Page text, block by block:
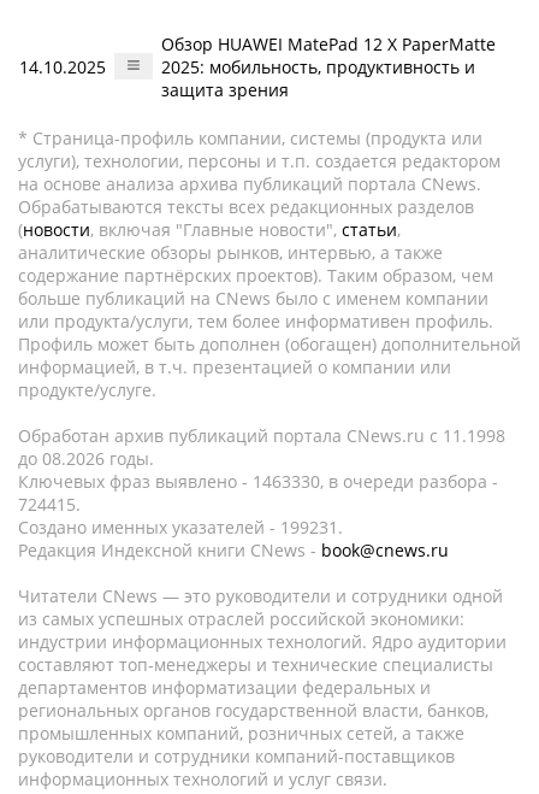
14.10.2025
Обзор HUAWEI MatePad 12 X PaperMatte
2025: мобильность, продуктивность и
защита зрения
* Страница-профиль компании, системы (продукта или
услуги), технологии, персоны и т.п. создается редактором
на основе анализа архива публикаций портала CNews.
Обрабатываются тексты всех редакционных разделов
(новости, включая "Главные новости", статьи,
аналитические обзоры рынков, интервью, а также
содержание партнёрских проектов). Таким образом, чем
больше публикаций на CNews было с именем компании
или продукта/услуги, тем более информативен профиль.
Профиль может быть дополнен (обогащен) дополнительной
информацией, в т.ч. презентацией о компании или
продукте/услуге.
Обработан архив публикаций портала CNews.ru c 11.1998
до 08.2026 годы.
Ключевых фраз выявлено - 1463330, в очереди разбора -
724415.
Создано именных указателей - 199231.
Редакция Индексной книги CNews - book@cnews.ru
Читатели CNews — это руководители и сотрудники одной
из самых успешных отраслей российской экономики:
индустрии информационных технологий. Ядро аудитории
составляют топ-менеджеры и технические специалисты
департаментов информатизации федеральных и
региональных органов государственной власти, банков,
промышленных компаний, розничных сетей, а также
руководители и сотрудники компаний-поставщиков
информационных технологий и услуг связи.